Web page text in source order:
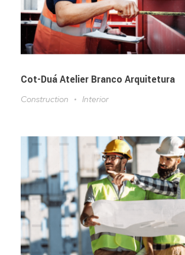
Cot-Duá Atelier Branco Arquitetura
Construction
Interior